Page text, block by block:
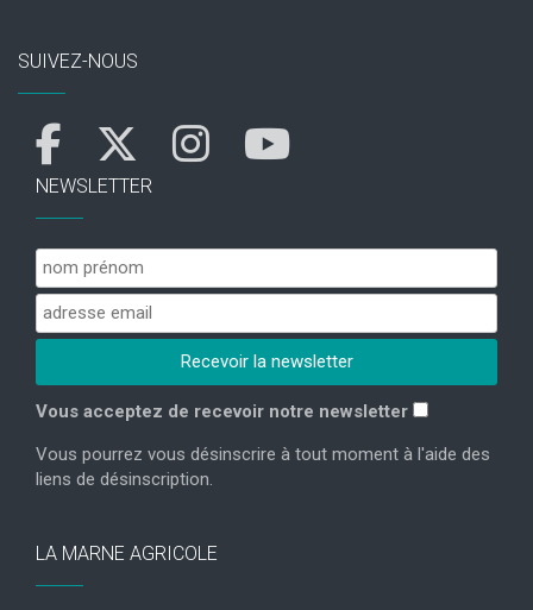
SUIVEZ-NOUS
NEWSLETTER
Vous acceptez de recevoir notre newsletter
Vous pourrez vous désinscrire à tout moment à l'aide des
liens de désinscription.
LA MARNE AGRICOLE